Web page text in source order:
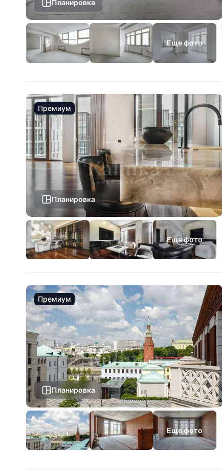
Планировка
Еще фото
Премиум
Планировка
Еще фото
Премиум
Планировка
Еще фото